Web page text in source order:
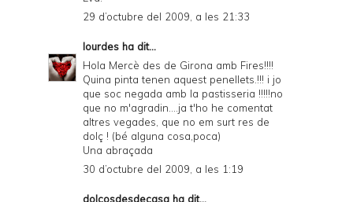
29 d’octubre del 2009, a les 21:33
lourdes ha dit...
Hola Mercè des de Girona amb Fires!!!!
Quina pinta tenen aquest penellets.!!! i jo
que soc negada amb la pastisseria !!!!!no
que no m'agradin....ja t'ho he comentat
altres vegades, que no em surt res de
dolç ! (bé alguna cosa,poca)
Una abraçada
30 d’octubre del 2009, a les 1:19
dolçosdesdecasa ha dit...